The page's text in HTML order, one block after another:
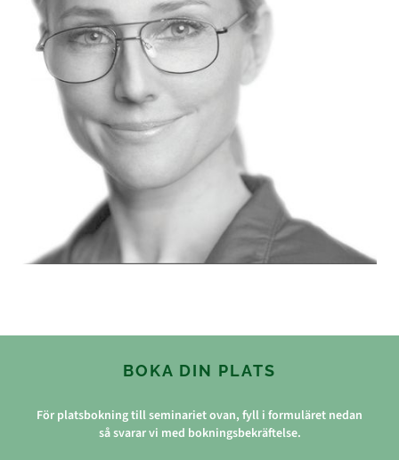
BOKA DIN PLATS
För platsbokning till seminariet ovan, fyll i formuläret nedan
så svarar vi med bokningsbekräftelse.